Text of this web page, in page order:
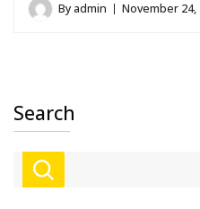
Byadmin November 24,
Search